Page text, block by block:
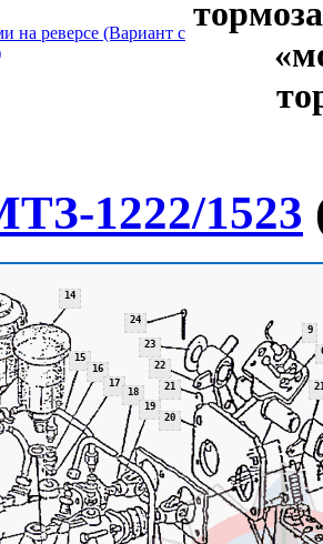
на реверсе (Вариант с
1222/1523
9
14
15
16
17
18
19
20
21
22
23
24